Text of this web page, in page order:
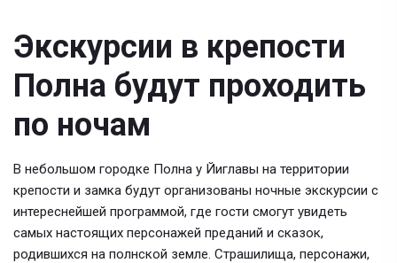
Экскурсии в крепости
Полна будут проходить
по ночам
В небольшом городке Полна у Йиглавы на территории
крепости и замка будут организованы ночные экскурсии с
интереснейшей программой, где гости смогут увидеть
самых настоящих персонажей преданий и сказок,
родившихся на полнской земле. Страшилища, персонажи,